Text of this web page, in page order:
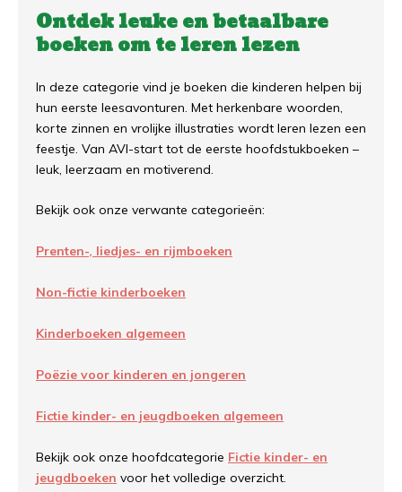
Ontdek leuke en betaalbare
boeken om te leren lezen
In deze categorie vind je boeken die kinderen helpen bij
hun eerste leesavonturen. Met herkenbare woorden,
korte zinnen en vrolijke illustraties wordt leren lezen een
feestje. Van AVI-start tot de eerste hoofdstukboeken –
leuk, leerzaam en motiverend.
Bekijk ook onze verwante categorieën:
Prenten-, liedjes- en rijmboeken
Non-fictie kinderboeken
Kinderboeken algemeen
Poëzie voor kinderen en jongeren
Fictie kinder- en jeugdboeken algemeen
Bekijk ook onze hoofdcategorie Fictie kinder- en
jeugdboeken voor het volledige overzicht.